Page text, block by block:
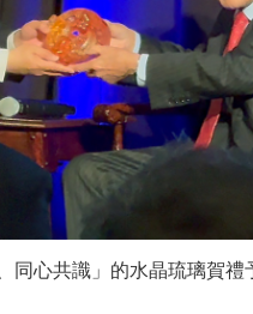
同心共識」的水晶琉璃賀禮